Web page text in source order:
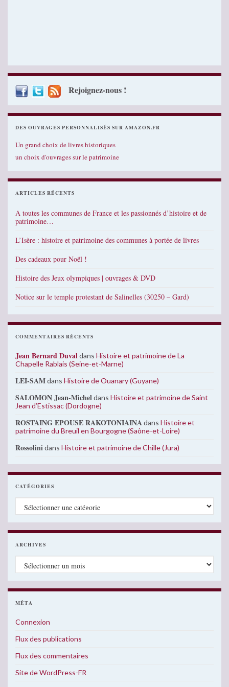
Rejoignez-nous !
DES OUVRAGES PERSONNALISÉS SUR AMAZON.FR
Un grand choix de livres historiques
un choix d'ouvrages sur le patrimoine
ARTICLES RÉCENTS
A toutes les communes de France et les passionnés d’histoire et de
patrimoine…
L’Isère : histoire et patrimoine des communes à portée de livres
Des cadeaux pour Noël !
Histoire des Jeux olympiques | ouvrages & DVD
Notice sur le temple protestant de Salinelles (30250 – Gard)
COMMENTAIRES RÉCENTS
Jean Bernard Duvaldans Histoire et patrimoine de La
Chapelle Rablais (Seine-et-Marne)
LEI-SAMdans Histoire de Ouanary (Guyane)
SALOMON Jean-Micheldans Histoire et patrimoine de Saint
Jean d’Estissac (Dordogne)
ROSTAING EPOUSE RAKOTONIAINAdans Histoire et
patrimoine du Breuil en Bourgogne (Saône-et-Loire)
Rossolinidans Histoire et patrimoine de Chille (Jura)
CATÉGORIES
Catégories
ARCHIVES
Archives
MÉTA
Connexion
Flux des publications
Flux des commentaires
Site de WordPress-FR